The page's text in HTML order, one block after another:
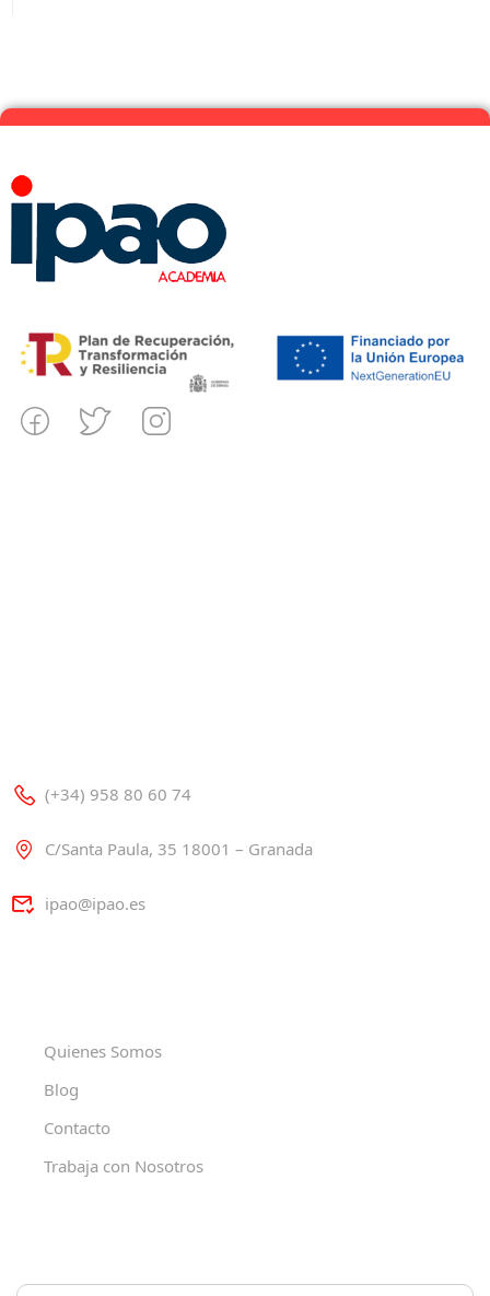
(+34) 958 80 60 74
C/Santa Paula, 35 18001 – Granada
ipao@ipao.es
Quienes Somos
Blog
Contacto
Trabaja con Nosotros